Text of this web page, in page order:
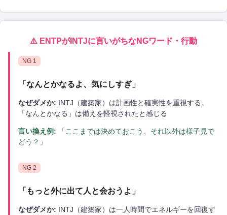
⚠️ ENTPがINTJに言いがちなNGワード・行動
NG 1
「 なんとかなるよ、気にしすぎ 」
なぜダメか: INTJ（建築家）は計画性と確実性を重視する。
「なんとかなる」は備えを軽視されたと感じる
言い換え例:
「ここまでは決めておこう、それ以外は様子見で
どう？」
NG 2
「 もっと外に出て人と会おうよ 」
なぜダメか: INTJ（建築家）は一人時間でエネルギーを回復す